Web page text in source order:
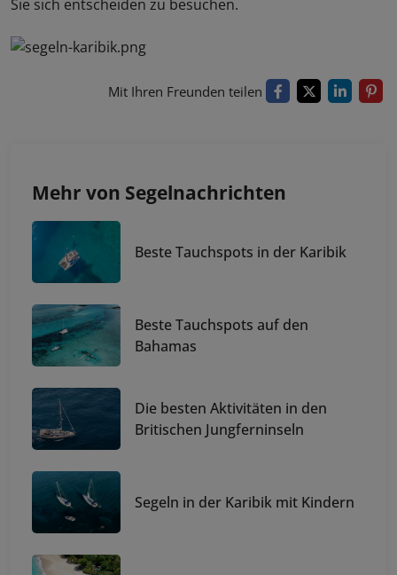
Sie sich entscheiden zu besuchen.
Mit Ihren Freunden teilen
Mehr von Segelnachrichten
Beste Tauchspots in der Karibik
Beste Tauchspots auf den
Bahamas
Die besten Aktivitäten in den
Britischen Jungferninseln
Segeln in der Karibik mit Kindern